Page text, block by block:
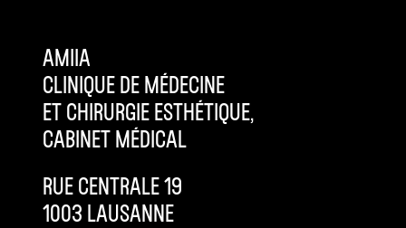
AMIIA
CLINIQUE DE MÉDECINE
ET CHIRURGIE ESTHÉTIQUE,
CABINET MÉDICAL
RUE CENTRALE 19
1003 LAUSANNE